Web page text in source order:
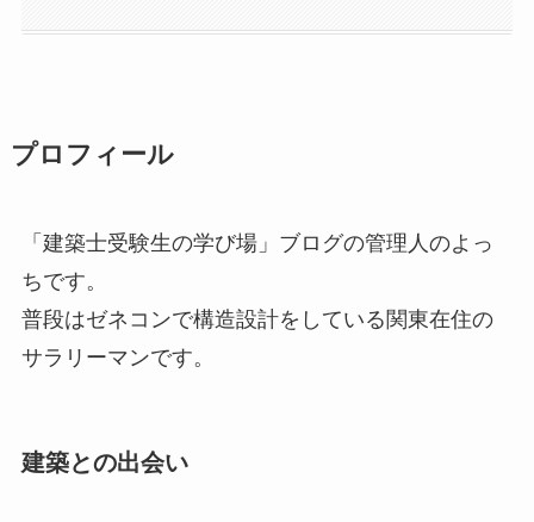
プロフィール
「建築士受験生の学び場」ブログの管理人のよっ
ちです。
普段はゼネコンで構造設計をしている関東在住の
サラリーマンです。
建築との出会い